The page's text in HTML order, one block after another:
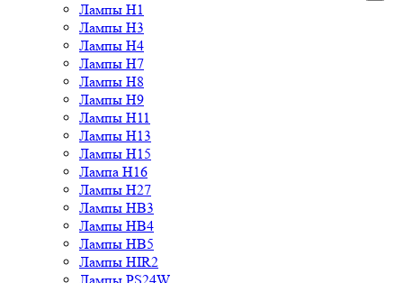
Лампы H1
Лампы H3
Лампы H4
Лампы H7
Лампы H8
Лампы H9
Лампы H11
Лампы H13
Лампы H15
Лампа H16
Лампы H27
Лампы HB3
Лампы HB4
Лампы HB5
Лампы HIR2